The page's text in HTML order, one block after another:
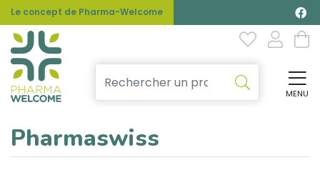
Le concept de Pharma-Welcome
MENU
Pharmaswiss